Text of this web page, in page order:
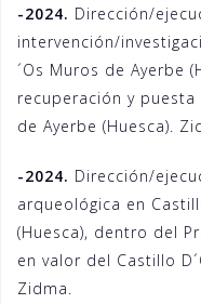
-2024. Dirección/
intervención/
´Os Muros de Ayerbe
recuperación y puesta
de Ayerbe (Huesca).
-2024. Dirección/
arqueológica en
(Huesca), dentro del
en valor del Castillo
Zidma.